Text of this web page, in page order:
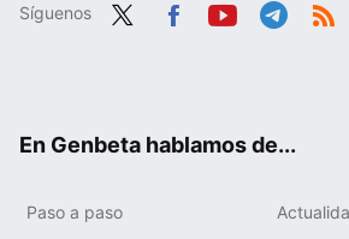
Síguenos
En Genbeta hablamos de...
Paso a paso